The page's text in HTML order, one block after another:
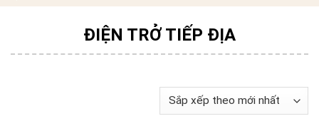
ĐIỆN TRỞ TIẾP ĐỊA